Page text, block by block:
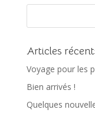
Articles
Voyage pour les
Bien arrivés !
Quelques